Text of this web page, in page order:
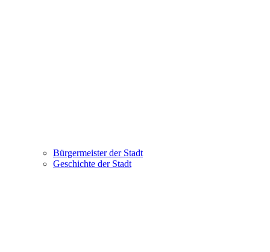
Bürgermeister der Stadt
Geschichte der Stadt